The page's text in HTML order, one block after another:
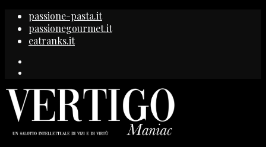
passione-pasta.it
passionegourmet.it
eatranks.it